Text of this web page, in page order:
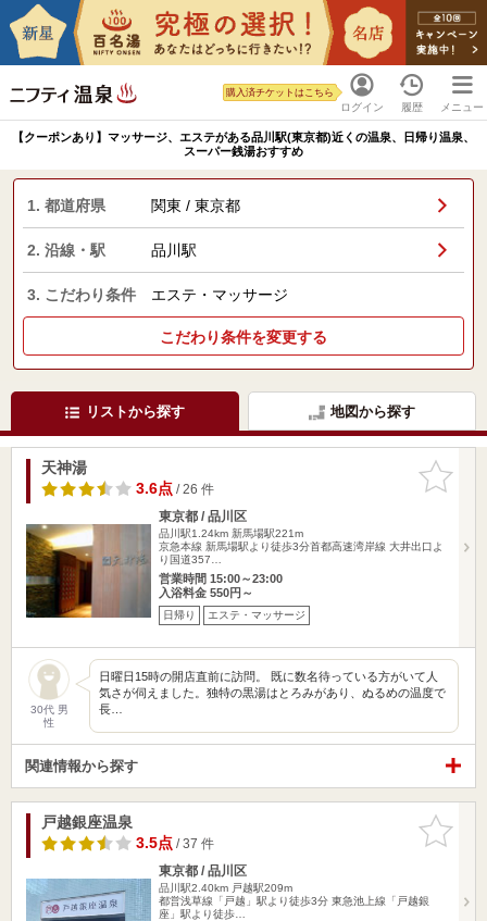
ログイン
購入済チケットはこちら
履歴 メニュー
【クーポンあり】マッサージ、エステがある品川駅(東京都)近くの温泉、日帰り温泉、
スーパー銭湯おすすめ
1. 都道府県 関東 / 東京都
2. 沿線・駅 品川駅
3. こだわり条件 エステ・マッサージ
こだわり条件を変更する
リストから探す 地図から探す
お気に入
りに追加
天神湯
3.6点/ 26 件
東京都 / 品川区
品川駅1.24km 新馬場駅221m
京急本線 新馬場駅より徒歩3分首都高速湾岸線 大井出口よ
り国道357…
営業時間 15:00～23:00
入浴料金 550円～
日帰り エステ・マッサージ
30代 男
性
日曜日15時の開店直前に訪問。 既に数名待っている方がいて人
気さが伺えました。独特の黒湯はとろみがあり、ぬるめの温度で
長…
関連情報から探す
お気に入
りに追加
戸越銀座温泉
3.5点/ 37 件
東京都 / 品川区
品川駅2.40km 戸越駅209m
都営浅草線「戸越」駅より徒歩3分 東急池上線「戸越銀
座」駅より徒歩…